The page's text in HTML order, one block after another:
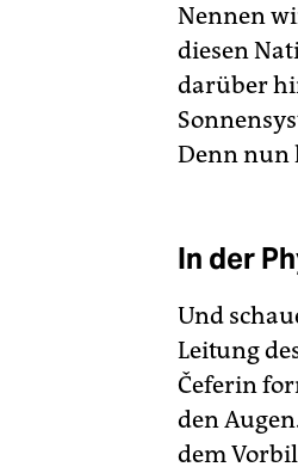
Nennen
diesen
darüber
Denn nun
In der
Und
Leitung
Čeferin
den
dem